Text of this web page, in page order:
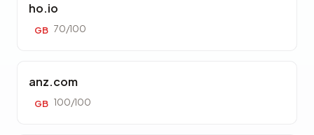
ho.io
GB 70/100
anz.com
GB 100/100